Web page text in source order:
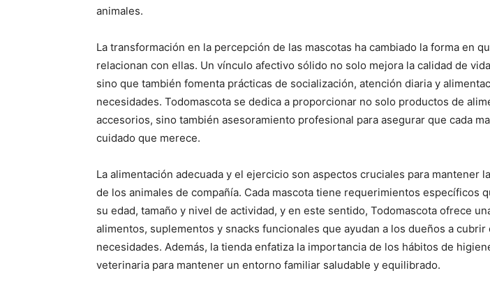
animales.
La transformación en la percepción de las mascotas ha cambiado la forma en
relacionan con ellas. Un vínculo afectivo sólido no solo mejora la calidad de
sino que también fomenta prácticas de socialización, atención diaria y
necesidades. Todomascota se dedica a proporcionar no solo productos de
accesorios, sino también asesoramiento profesional para asegurar que cada
cuidado que merece.
La alimentación adecuada y el ejercicio son aspectos cruciales para mantener
de los animales de compañía. Cada mascota tiene requerimientos específicos
su edad, tamaño y nivel de actividad, y en este sentido, Todomascota ofrece
alimentos, suplementos y snacks funcionales que ayudan a los dueños a cubrir
necesidades. Además, la tienda enfatiza la importancia de los hábitos de
veterinaria para mantener un entorno familiar saludable y equilibrado.